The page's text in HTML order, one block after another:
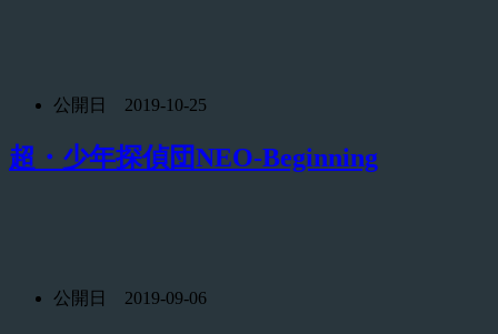
公開日 2019-10-25
超・少年探偵団NEO‐Beginning
公開日 2019-09-06